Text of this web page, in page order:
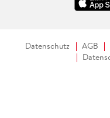
Datenschutz AGB